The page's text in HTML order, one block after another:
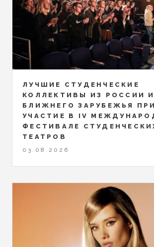
ЛУЧШИЕ СТУДЕНЧЕСКИЕ
КОЛЛЕКТИВЫ ИЗ РОССИИ И
БЛИЖНЕГО ЗАРУБЕЖЬЯ
УЧАСТИЕ В IV
ФЕСТИВАЛЕ
ТЕАТРОВ
03.08.2026